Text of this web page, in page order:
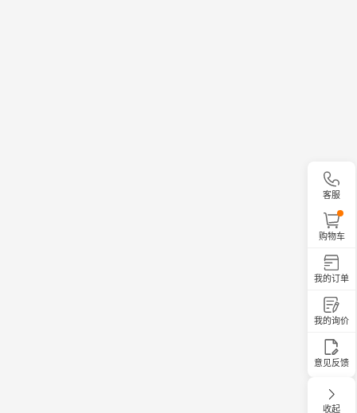
客服
购物车
我的订单
我的询价
意见反馈
收起